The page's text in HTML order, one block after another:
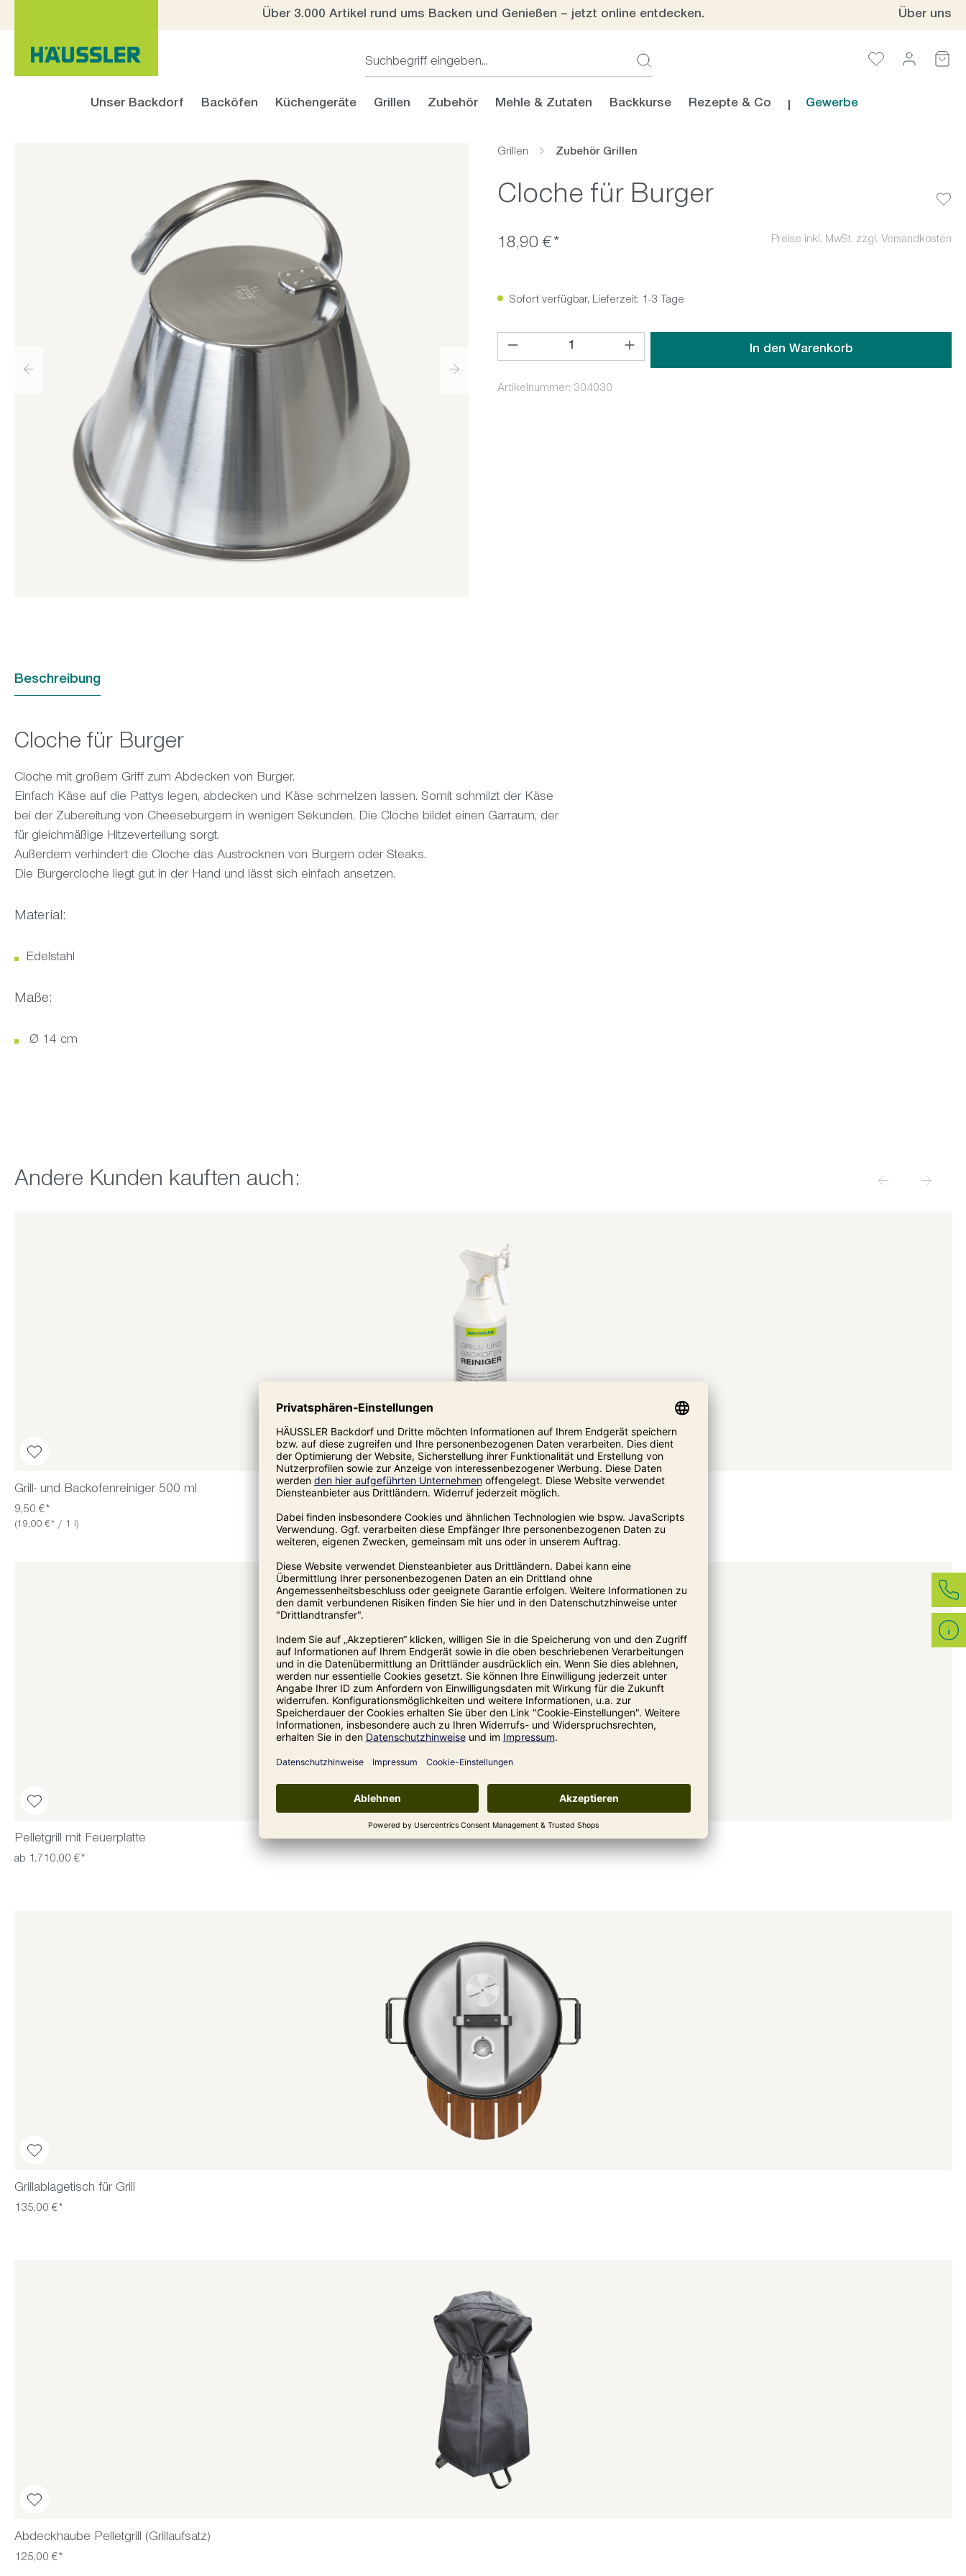
Über 3.000 Artikel rund ums Backen und Genießen – jetzt online entdecken. Über uns
Unser Backdorf Backöfen Küchengeräte Grillen Zubehör Mehle & Zutaten Backkurse Rezepte & Co Gewerbe
Grillen Zubehör Grillen
Cloche für Burger
18,90 €* Preise inkl. MwSt. zzgl. Versandkosten
Sofort verfügbar, Lieferzeit: 1-3 Tage
Produkt Anzahl: Gib den gewünschten Wert ein oder benutze die Schaltflächen um die
In den Warenkorb
Artikelnummer: 304030
Beschreibung
Cloche für Burger
Cloche mit großem Griff zum Abdecken von Burger.
Einfach Käse auf die Pattys legen, abdecken und Käse schmelzen lassen. Somit schmilzt der Käse
bei der Zubereitung von Cheeseburgern in wenigen Sekunden. Die Cloche bildet einen Garraum, der
für gleichmäßige Hitzeverteilung sorgt.
Außerdem verhindert die Cloche das Austrocknen von Burgern oder Steaks.
Die Burgercloche liegt gut in der Hand und lässt sich einfach ansetzen.
Material:
Edelstahl
Maße:
Ø 14 cm
Produktgalerie überspringen
Andere Kunden kauften auch:
Grill- und Backofenreiniger 500 ml
9,50 €*
(19,00 €* / 1 l)
Pelletgrill mit Feuerplatte
ab 1.710,00 €*
Grillablagetisch für Grill
135,00 €*
Abdeckhaube Pelletgrill (Grillaufsatz)
125,00 €*